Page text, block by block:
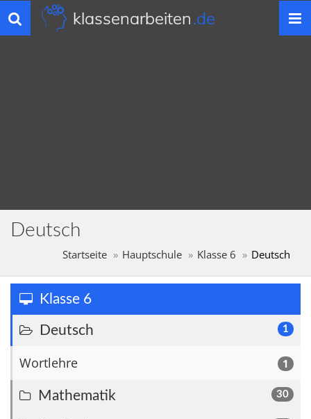
Toggle
navigation
klassenarbeiten.de
Deutsch
Startseite Hauptschule Klasse 6 Deutsch
Klasse 6
1
Deutsch
1
Wortlehre
30
Mathematik